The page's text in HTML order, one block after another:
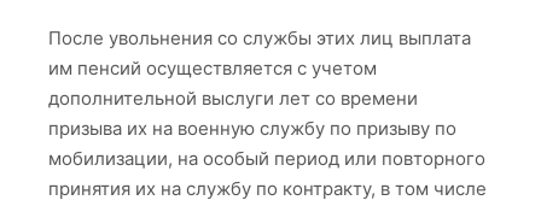
После увольнения со службы этих лиц выплата
им пенсий осуществляется с учетом
дополнительной выслуги лет со времени
призыва их на военную службу по призыву по
мобилизации, на особый период или повторного
принятия их на службу по контракту, в том числе